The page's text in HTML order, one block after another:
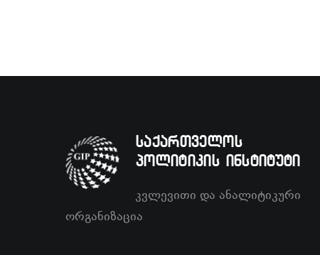
საქართველოს
პოლიტიკის ინსტიტუტი
კვლევითი და ანალიტიკური
ორგანიზაცია